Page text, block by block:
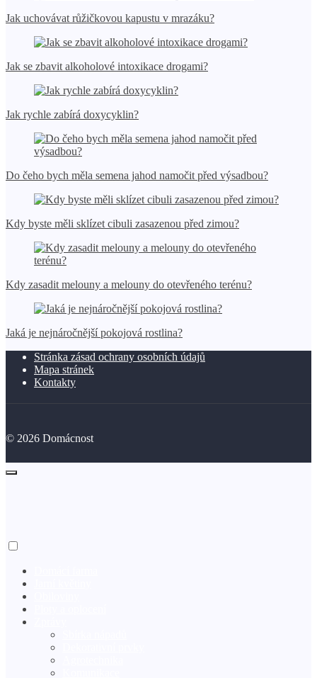
Jak uchovávat růžičkovou kapustu v mrazáku?
Jak se zbavit alkoholové intoxikace drogami?
Jak rychle zabírá doxycyklin?
Do čeho bych měla semena jahod namočit před výsadbou?
Kdy byste měli sklízet cibuli zasazenou před zimou?
Kdy zasadit melouny a melouny do otevřeného terénu?
Jaká je nejnáročnější pokojová rostlina?
Stránka zásad ochrany osobních údajů
Mapa stránek
Kontakty
© 2026 Domácnost